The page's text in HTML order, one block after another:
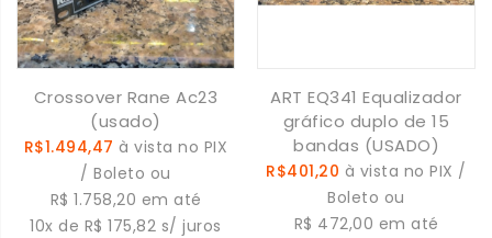
Crossover Rane Ac23
(usado)
R$1.494,47 à vista no PIX
/ Boleto ou
R$ 1.758,20 em até
10x de R$ 175,82 s/ juros
ART EQ341 Equalizador
gráfico duplo de 15
bandas (USADO)
R$401,20 à vista no PIX /
Boleto ou
R$ 472,00 em até